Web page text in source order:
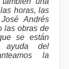
horas, las
Andrés
las obras de
se están
ayuda del
la